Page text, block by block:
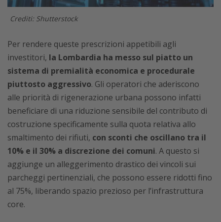
Crediti: Shutterstock
Per rendere queste prescrizioni appetibili agli
investitori, la Lombardia ha messo sul piatto un
sistema di premialità economica e procedurale
piuttosto aggressivo. Gli operatori che aderiscono
alle priorità di rigenerazione urbana possono infatti
beneficiare di una riduzione sensibile del contributo di
costruzione specificamente sulla quota relativa allo
smaltimento dei rifiuti, con sconti che oscillano tra il
10% e il 30% a discrezione dei comuni. A questo si
aggiunge un alleggerimento drastico dei vincoli sui
parcheggi pertinenziali, che possono essere ridotti fino
al 75%, liberando spazio prezioso per l’infrastruttura
core.